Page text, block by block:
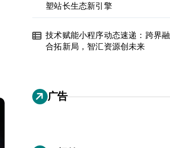
塑站长生态新引擎
技术赋能小程序动态速递：跨界融
合拓新局，智汇资源创未来
广告